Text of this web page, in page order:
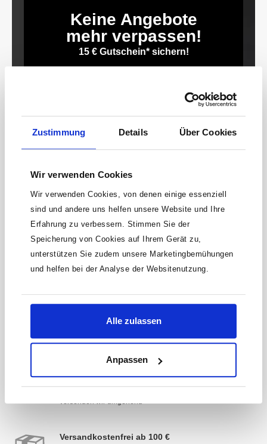
Zustimmung Details Über Cookies
Wir verwenden Cookies
Wir verwenden Cookies, von denen einige essenziell
sind und andere uns helfen unsere Website und Ihre
Erfahrung zu verbessern. Stimmen Sie der
Speicherung von Cookies auf Ihrem Gerät zu,
unterstützen Sie zudem unsere Marketingbemühungen
und helfen bei der Analyse der Websitenutzung.
Alle zulassen
Anpassen
Keine Angebote
mehr verpassen!
15 € Gutschein* sichern!
Aktionen und Rabatten frühzeitig. Sichere dir
zusätzlich einen 15€ Gutschein* für deinen
nächsten Einkauf.
E-
Adresse*
anmelden
* Der Gutschein ist ab einem Warenwert von 200 €
Datenschutzbestimmungen. Alle Daten werden vertraulich
behandelt.
Schnelle Lieferung
versenden wir umgehend
Versandkostenfrei ab 100 €